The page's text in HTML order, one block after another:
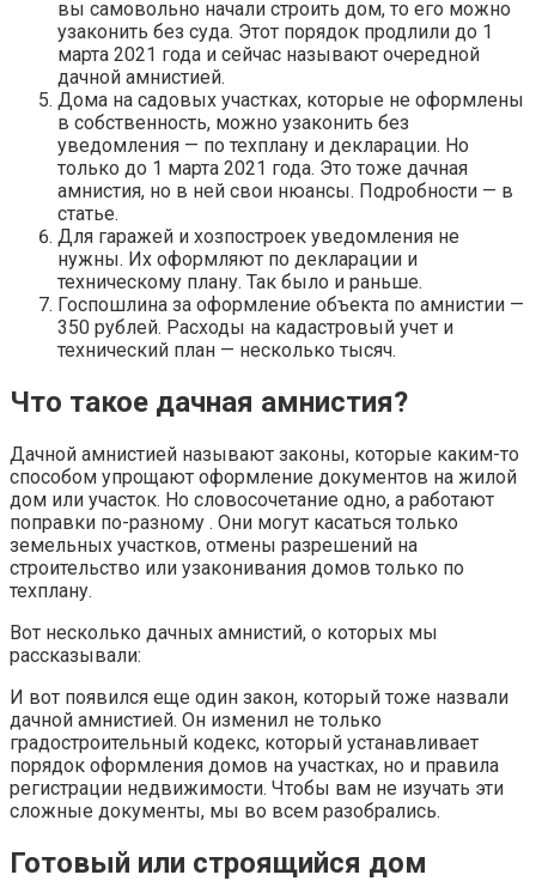
вы самовольно начали строить дом, то его можно
узаконить без суда. Этот порядок продлили до 1
марта 2021 года и сейчас называют очередной
дачной амнистией.
Дома на садовых участках, которые не оформлены
в собственность, можно узаконить без
уведомления — по техплану и декларации. Но
только до 1 марта 2021 года. Это тоже дачная
амнистия, но в ней свои нюансы. Подробности — в
статье.
Для гаражей и хозпостроек уведомления не
нужны. Их оформляют по декларации и
техническому плану. Так было и раньше.
Госпошлина за оформление объекта по амнистии —
350 рублей. Расходы на кадастровый учет и
технический план — несколько тысяч.
Что такое дачная амнистия?
Дачной амнистией называют законы, которые каким-то
способом упрощают оформление документов на жилой
дом или участок. Но словосочетание одно, а работают
поправки по-разному . Они могут касаться только
земельных участков, отмены разрешений на
строительство или узаконивания домов только по
техплану.
Вот несколько дачных амнистий, о которых мы
рассказывали:
И вот появился еще один закон, который тоже назвали
дачной амнистией. Он изменил не только
градостроительный кодекс, который устанавливает
порядок оформления домов на участках, но и правила
регистрации недвижимости. Чтобы вам не изучать эти
сложные документы, мы во всем разобрались.
Готовый или строящийся дом